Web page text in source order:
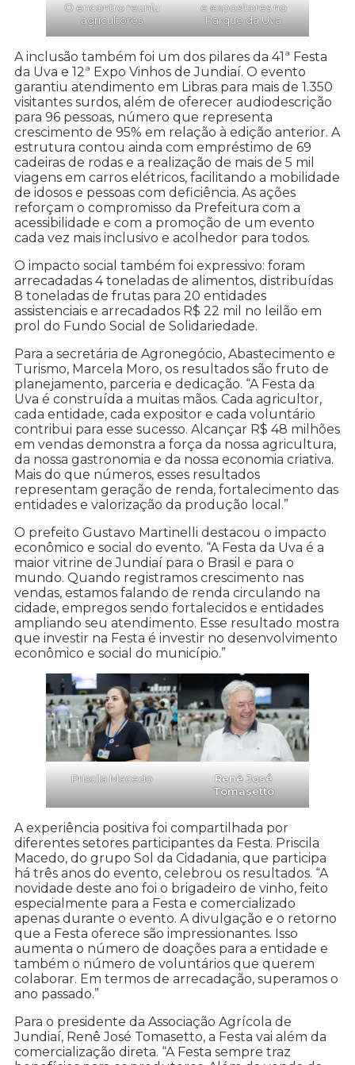
O encontro reuniu
agricultores
e expositores no
Parque da Uva
A inclusão também foi um dos pilares da 41ª Festa
da Uva e 12ª Expo Vinhos de Jundiaí. O evento
garantiu atendimento em Libras para mais de 1.350
visitantes surdos, além de oferecer audiodescrição
para 96 pessoas, número que representa
crescimento de 95% em relação à edição anterior. A
estrutura contou ainda com empréstimo de 69
cadeiras de rodas e a realização de mais de 5 mil
viagens em carros elétricos, facilitando a mobilidade
de idosos e pessoas com deficiência. As ações
reforçam o compromisso da Prefeitura com a
acessibilidade e com a promoção de um evento
cada vez mais inclusivo e acolhedor para todos.
O impacto social também foi expressivo: foram
arrecadadas 4 toneladas de alimentos, distribuídas
8 toneladas de frutas para 20 entidades
assistenciais e arrecadados R$ 22 mil no leilão em
prol do Fundo Social de Solidariedade.
Para a secretária de Agronegócio, Abastecimento e
Turismo, Marcela Moro, os resultados são fruto de
planejamento, parceria e dedicação. “A Festa da
Uva é construída a muitas mãos. Cada agricultor,
cada entidade, cada expositor e cada voluntário
contribui para esse sucesso. Alcançar R$ 48 milhões
em vendas demonstra a força da nossa agricultura,
da nossa gastronomia e da nossa economia criativa.
Mais do que números, esses resultados
representam geração de renda, fortalecimento das
entidades e valorização da produção local.”
O prefeito Gustavo Martinelli destacou o impacto
econômico e social do evento. “A Festa da Uva é a
maior vitrine de Jundiaí para o Brasil e para o
mundo. Quando registramos crescimento nas
vendas, estamos falando de renda circulando na
cidade, empregos sendo fortalecidos e entidades
ampliando seu atendimento. Esse resultado mostra
que investir na Festa é investir no desenvolvimento
econômico e social do município.”
Priscila Macedo
Renê José
Tomasetto
A experiência positiva foi compartilhada por
diferentes setores participantes da Festa. Priscila
Macedo, do grupo Sol da Cidadania, que participa
há três anos do evento, celebrou os resultados. “A
novidade deste ano foi o brigadeiro de vinho, feito
especialmente para a Festa e comercializado
apenas durante o evento. A divulgação e o retorno
que a Festa oferece são impressionantes. Isso
aumenta o número de doações para a entidade e
também o número de voluntários que querem
colaborar. Em termos de arrecadação, superamos o
ano passado.”
Para o presidente da Associação Agrícola de
Jundiaí, Renê José Tomasetto, a Festa vai além da
comercialização direta. “A Festa sempre traz